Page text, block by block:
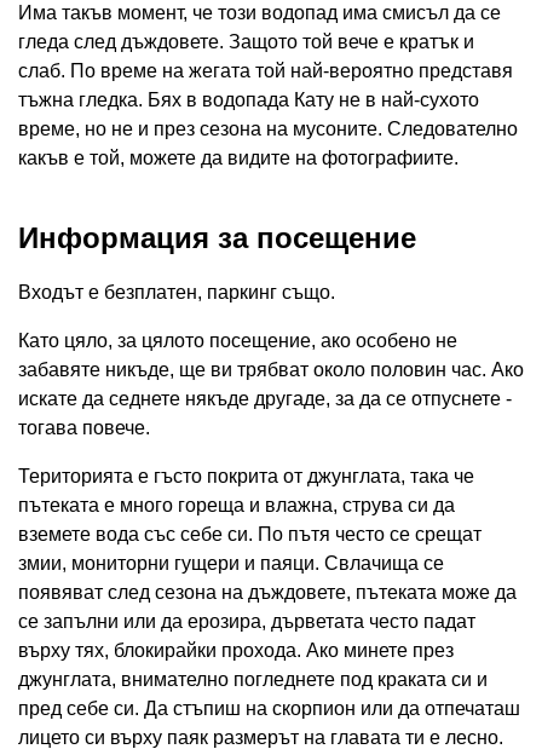
Има такъв момент, че този водопад има смисъл да се
гледа след дъждовете. Защото той вече е кратък и
слаб. По време на жегата той най-вероятно представя
тъжна гледка. Бях в водопада Кату не в най-сухото
време, но не и през сезона на мусоните. Следователно
какъв е той, можете да видите на фотографиите.
Информация за посещение
Входът е безплатен, паркинг също.
Като цяло, за цялото посещение, ако особено не
забавяте никъде, ще ви трябват около половин час. Ако
искате да седнете някъде другаде, за да се отпуснете -
тогава повече.
Територията е гъсто покрита от джунглата, така че
пътеката е много гореща и влажна, струва си да
вземете вода със себе си. По пътя често се срещат
змии, мониторни гущери и паяци. Свлачища се
появяват след сезона на дъждовете, пътеката може да
се запълни или да ерозира, дърветата често падат
върху тях, блокирайки прохода. Ако минете през
джунглата, внимателно погледнете под краката си и
пред себе си. Да стъпиш на скорпион или да отпечаташ
лицето си върху паяк размерът на главата ти е лесно.